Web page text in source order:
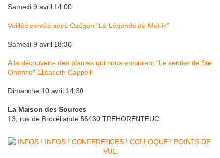
Samedi 9 avril 14:00
Veillée contée avec Ozégan "La Légende de Merlin"
Samedi 9 avril 18:30
A la découverte des plantes qui nous entourent "Le sentier de Ste
Onenne" Elisabeth Cappelli
Dimanche 10 avril 14:30
La Maison des Sources
13, rue de Brocéliande 56430 TREHORENTEUC